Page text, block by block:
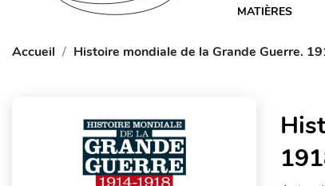
MATIÈRES
Accueil Histoire mondiale de la Grande Guerre.